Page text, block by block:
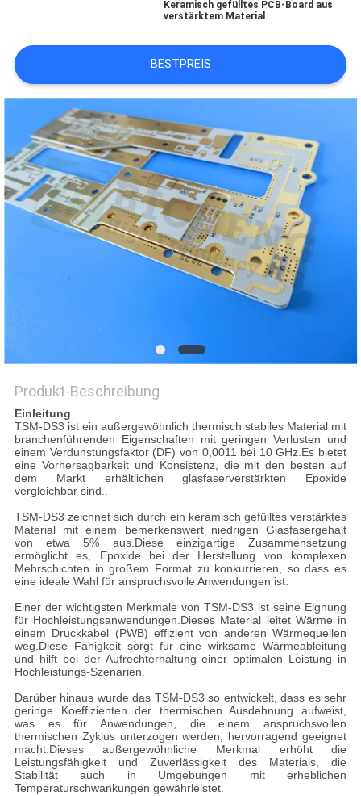
NEUIGKEITEN
FÄLLE
SITEMAP
DATENSCHUTZRICHTLINIE
Keramisch gefülltes PCB-Board aus
verstärktem Material
BESTPREIS
Produkt-Beschreibung
Einleitung
TSM-DS3 ist ein außergewöhnlich thermisch stabiles Material mit
branchenführenden Eigenschaften mit geringen Verlusten und
einem Verdunstungsfaktor (DF) von 0,0011 bei 10 GHz.Es bietet
eine Vorhersagbarkeit und Konsistenz, die mit den besten auf
dem Markt erhältlichen glasfaserverstärkten Epoxide
vergleichbar sind..
TSM-DS3 zeichnet sich durch ein keramisch gefülltes verstärktes
Material mit einem bemerkenswert niedrigen Glasfasergehalt
von etwa 5% aus.Diese einzigartige Zusammensetzung
ermöglicht es, Epoxide bei der Herstellung von komplexen
Mehrschichten in großem Format zu konkurrieren, so dass es
eine ideale Wahl für anspruchsvolle Anwendungen ist.
Einer der wichtigsten Merkmale von TSM-DS3 ist seine Eignung
für Hochleistungsanwendungen.Dieses Material leitet Wärme in
einem Druckkabel (PWB) effizient von anderen Wärmequellen
weg.Diese Fähigkeit sorgt für eine wirksame Wärmeableitung
und hilft bei der Aufrechterhaltung einer optimalen Leistung in
Hochleistungs-Szenarien.
Darüber hinaus wurde das TSM-DS3 so entwickelt, dass es sehr
geringe Koeffizienten der thermischen Ausdehnung aufweist,
was es für Anwendungen, die einem anspruchsvollen
thermischen Zyklus unterzogen werden, hervorragend geeignet
macht.Dieses außergewöhnliche Merkmal erhöht die
Leistungsfähigkeit und Zuverlässigkeit des Materials, die
Stabilität auch in Umgebungen mit erheblichen
Temperaturschwankungen gewährleistet.